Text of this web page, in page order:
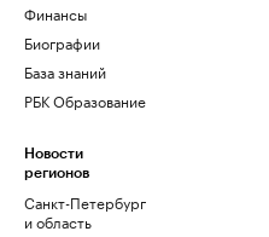
Финансы
Биографии
База знаний
РБК Образование
Новости
регионов
Санкт-Петербург
и область